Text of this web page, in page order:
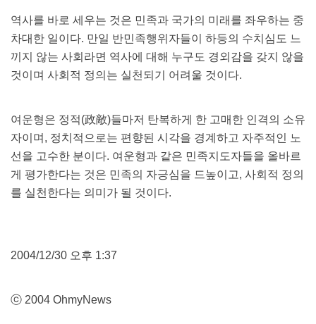
역사를 바로 세우는 것은 민족과 국가의 미래를 좌우하는 중
차대한 일이다. 만일 반민족행위자들이 하등의 수치심도 느
끼지 않는 사회라면 역사에 대해 누구도 경외감을 갖지 않을
것이며 사회적 정의는 실천되기 어려울 것이다.
여운형은 정적(政敵)들마저 탄복하게 한 고매한 인격의 소유
자이며, 정치적으로는 편향된 시각을 경계하고 자주적인 노
선을 고수한 분이다. 여운형과 같은 민족지도자들을 올바르
게 평가한다는 것은 민족의 자긍심을 드높이고, 사회적 정의
를 실천한다는 의미가 될 것이다.
2004/12/30 오후 1:37
ⓒ 2004 OhmyNews